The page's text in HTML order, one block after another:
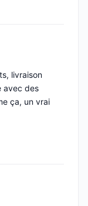
livraison
avec des
ça, un vrai